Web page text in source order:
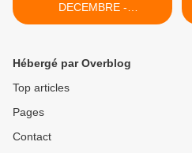
DECEMBRE -
CONSULTATION
Hébergé par Overblog
Top articles
Pages
Contact